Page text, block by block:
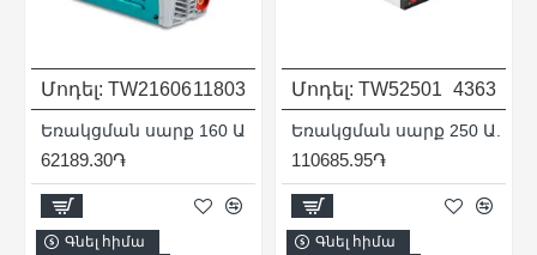
Մոդել: TW2160611803
Եռակցման սարք 160 Ա
62189.30֏
Գնել հիմա
Մոդել: TW52501 4363
Եռակցման սարք 250 Ա.
110685.95֏
Գնել հիմա